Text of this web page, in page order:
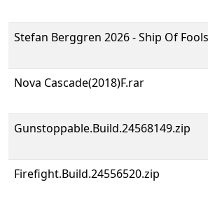
Stefan Berggren 2026 - Ship Of
Nova Cascade(2018)F.rar
Gunstoppable.Build.24568149.zip
Firefight.Build.24556520.zip